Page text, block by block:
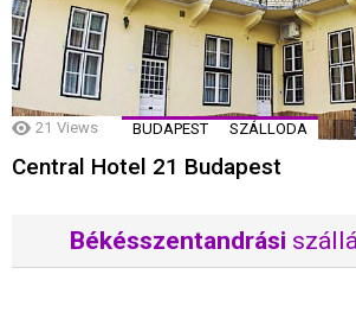
21 Views BUDAPEST SZÁLLODA
Central Hotel 21 Budapest
Békésszentandrási